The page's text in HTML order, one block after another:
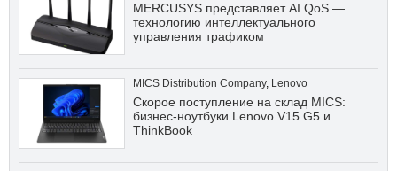
MERCUSYS представляет AI QoS —
технологию интеллектуального
управления трафиком
MICS Distribution Company, Lenovo
Скорое поступление на склад MICS:
бизнес-ноутбуки Lenovo V15 G5 и
ThinkBook